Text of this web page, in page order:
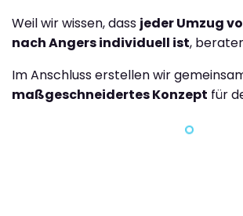
Weil wir wissen, dass jeder Umzug
nach Angers individuell ist,
Im Anschluss erstellen wir
maßgeschneidertes Konzept für